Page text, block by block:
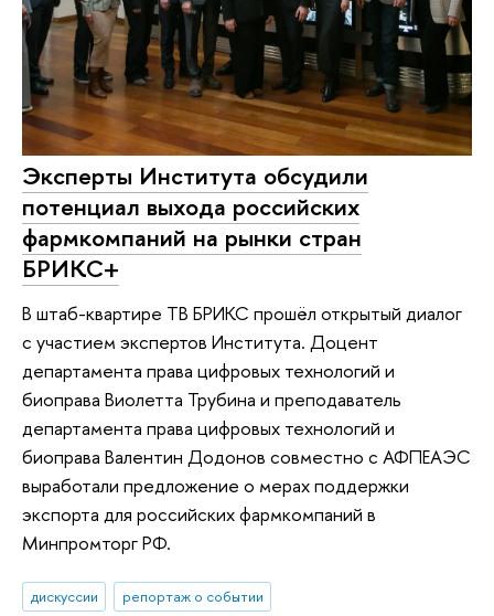
Эксперты Института обсудили
потенциал выхода российских
фармкомпаний на рынки стран
БРИКС+
В штаб-квартире ТВ БРИКС прошёл открытый диалог
с участием экспертов Института. Доцент
департамента права цифровых технологий и
биоправа Виолетта Трубина и преподаватель
департамента права цифровых технологий и
биоправа Валентин Додонов совместно с АФПЕАЭС
выработали предложение о мерах поддержки
экспорта для российских фармкомпаний в
Минпромторг РФ.
дискуссии репортаж о событии